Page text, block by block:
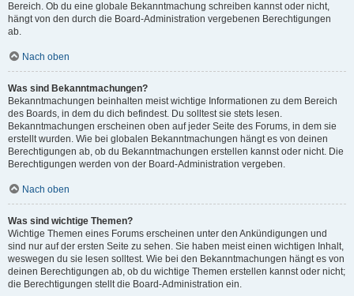
Bereich. Ob du eine globale Bekanntmachung schreiben kannst oder nicht,
hängt von den durch die Board-Administration vergebenen Berechtigungen
ab.
Nach oben
Was sind Bekanntmachungen?
Bekanntmachungen beinhalten meist wichtige Informationen zu dem Bereich
des Boards, in dem du dich befindest. Du solltest sie stets lesen.
Bekanntmachungen erscheinen oben auf jeder Seite des Forums, in dem sie
erstellt wurden. Wie bei globalen Bekanntmachungen hängt es von deinen
Berechtigungen ab, ob du Bekanntmachungen erstellen kannst oder nicht. Die
Berechtigungen werden von der Board-Administration vergeben.
Nach oben
Was sind wichtige Themen?
Wichtige Themen eines Forums erscheinen unter den Ankündigungen und
sind nur auf der ersten Seite zu sehen. Sie haben meist einen wichtigen Inhalt,
weswegen du sie lesen solltest. Wie bei den Bekanntmachungen hängt es von
deinen Berechtigungen ab, ob du wichtige Themen erstellen kannst oder nicht;
die Berechtigungen stellt die Board-Administration ein.